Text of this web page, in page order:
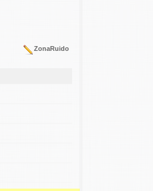
ZonaRuido